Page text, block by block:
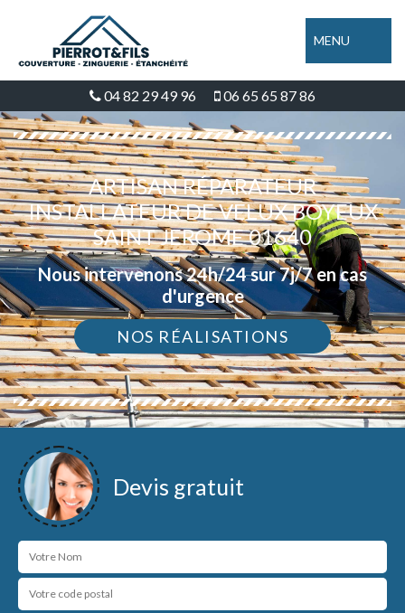
MENU
04 82 29 49 96 06 65 65 87 86
ARTISAN RÉPARATEUR
INSTALLATEUR DE VELUX BOYEUX
SAINT JEROME 01640
Nous intervenons 24h/24 sur 7j/7 en cas
d'urgence
NOS RÉALISATIONS
Devis gratuit